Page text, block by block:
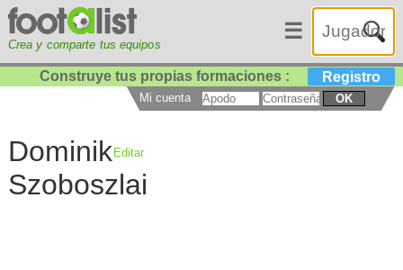
Crea y comparte tus equipos
☰
Construye tus propias formaciones : Registro
Mi cuenta OK
Dominik
Szoboszlai
Editar